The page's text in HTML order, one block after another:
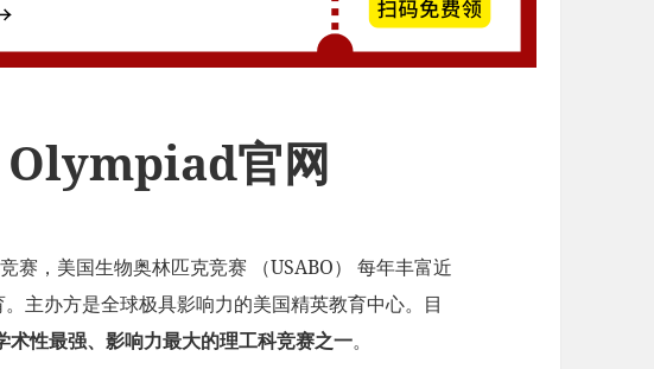
官网
赛，美国生物奥林匹克竞赛 （USABO） 每年丰富近
主办方是全球极具影响力的美国精英教育中心。目
性最强、影响力最大的理工科竞赛之一。